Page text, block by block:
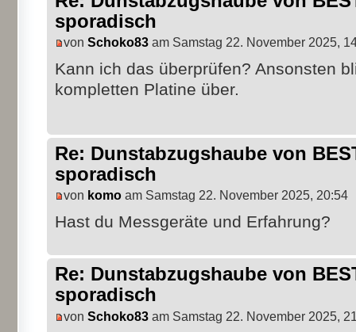
sporadisch
von Schoko83 am Samstag 22. November 2025,
Kann ich das überprüfen? Ansonsten
kompletten Platine über.
Re: Dunstabzugshaube von
sporadisch
von komo am Samstag 22. November 2025, 20:54
Hast du Messgeräte und Erfahrung?
Re: Dunstabzugshaube von
sporadisch
von Schoko83 am Samstag 22. November 2025,